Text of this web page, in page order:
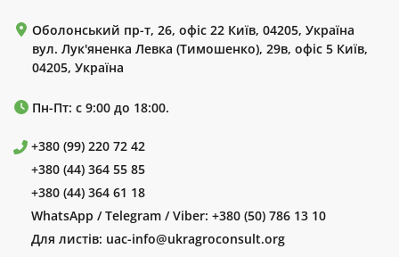
Оболонський пр-т, 26, офіс 22 Київ, 04205, Україна
вул. Лук'яненка Левка (Тимошенко), 29в, офіс 5 Київ,
04205, Україна
Пн-Пт: с 9:00 до 18:00.
+380 (99) 220 72 42
+380 (44) 364 55 85
+380 (44) 364 61 18
WhatsApp / Telegram / Viber: +380 (50) 786 13 10
Для листів: uac-info@ukragroconsult.org